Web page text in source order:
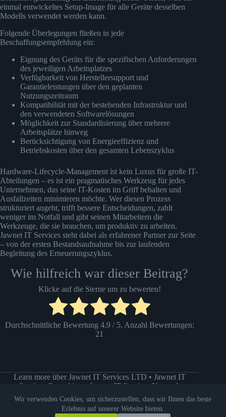
Wir verwenden Cookies, um sicherzustellen, dass wir Ihnen das beste
Erlebnis auf unserer Website bieten.
einmal entwickeltes Setup-Image für alle Geräte desselben
Modells verwendet werden kann.
Folgende Überlegungen fließen in jede
Beschaffungsempfehlung ein:
Eignung des Geräts für die spezifischen Anforderungen
des jeweiligen Arbeitsplatzes
Verfügbarkeit von Herstellersupport und
Garantieleistungen über den geplanten
Nutzungszeitraum
Kompatibilität mit der bestehenden Infrastruktur und
den verwendeten Softwarelösungen
Möglichkeit zur Standardisierung über mehrere
Arbeitsplätze hinweg
Berücksichtigung von Energieeffizienz und
Betriebskosten über den gesamten Lebenszyklus
Hardware-Lifecycle-Management ist kein Luxus für große IT-
Abteilungen – es ist ein pragmatisches Werkzeug für jedes
Unternehmen, das seine IT-Kosten im Griff behalten und
Ausfallzeiten minimieren möchte. Wer diesen Prozess
strukturiert angeht, trifft bessere Entscheidungen, zahlt
weniger im Notfall und gibt seinen Mitarbeitern die
Werkzeuge, die sie brauchen, um produktiv zu arbeiten.
Jawnet IT Services steht dabei als erfahrener Partner zur Seite
– von der ersten Bestandsaufnahme bis zur laufenden
Begleitung des Erneuerungszyklus.
Wie hilfreich war dieser Beitrag?
Klicke auf die Sterne um zu bewerten!
Durchschnittliche Bewertung 4.9/ 5. Anzahl Bewertungen:
21
Learn more über Jawnet IT Services LTD • Jawnet IT
Services Consulting
Jawnet IT Services Network
Datenschutzerklärung Impressum